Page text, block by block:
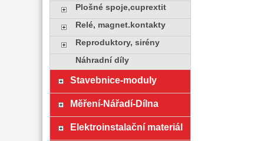
Plošné spoje,cuprextit
Relé, magnet.kontakty
Reproduktory, sirény
Náhradní díly
Stavebnice-moduly
Měření-Nářadí-Dílna
Elektroinstalační materiál